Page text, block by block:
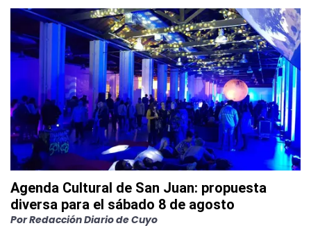
Agenda Cultural de San Juan: propuesta
diversa para el sábado 8 de agosto
PorRedacción Diario de Cuyo